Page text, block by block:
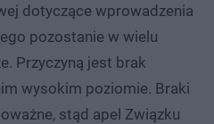
dotyczące wprowadzenia
pozostanie w wielu
Przyczyną jest brak
wysokim poziomie. Braki
stąd apel Związku